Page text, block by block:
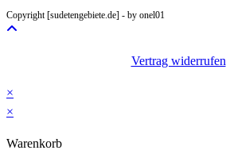
Copyright [sudetengebiete.de] - by onel01
Vertrag widerrufen
×
×
Warenkorb